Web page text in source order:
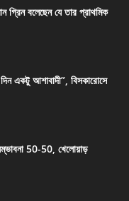
গ্রিন বলেছেন যে তার প্রাথমিক
একটু আশাবাদী”, বিসকারোসে
সম্ভাবনা 50-50, খেলোয়াড়